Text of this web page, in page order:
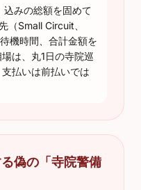
みの総額を固めて
（Small Circuit、
機時間、合計金額を
は、丸1日の寺院巡
払いは前払いでは
偽の「寺院警備